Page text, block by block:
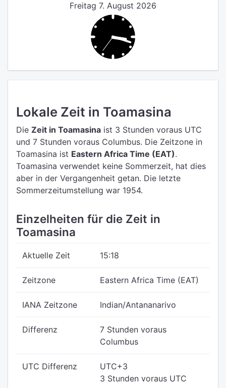
Freitag 7. August 2026
Lokale Zeit in Toamasina
Die Zeit in Toamasina ist 3 Stunden voraus UTC
und 7 Stunden voraus Columbus. Die Zeitzone in
Toamasina ist Eastern Africa Time (EAT).
Toamasina verwendet keine Sommerzeit, hat dies
aber in der Vergangenheit getan. Die letzte
Sommerzeitumstellung war 1954.
Einzelheiten für die Zeit in
Toamasina
Aktuelle Zeit 15:18
Zeitzone Eastern Africa Time (EAT)
IANA Zeitzone Indian/Antananarivo
Differenz
7 Stunden voraus
Columbus
UTC Differenz
UTC+3
3 Stunden voraus UTC